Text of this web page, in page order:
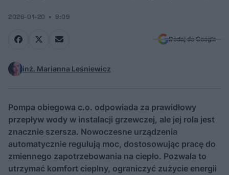
2026-01-20 9:09
Dodaj do Google
inż. Marianna Leśniewicz
Pompa obiegowa c.o. odpowiada za prawidłowy
przepływ wody w instalacji grzewczej, ale jej rola jest
znacznie szersza. Nowoczesne urządzenia
automatycznie regulują moc, dostosowując pracę do
zmiennego zapotrzebowania na ciepło. Pozwala to
utrzymać komfort cieplny, ograniczyć zużycie energii